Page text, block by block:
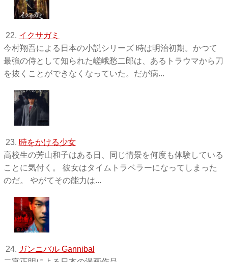
22. イクサガミ
今村翔吾による日本の小説シリーズ 時は明治初期。かつて
最強の侍として知られた嵯峨愁二郎は、あるトラウマから刀
を抜くことができなくなっていた。だが病...
23. 時をかける少女
高校生の芳山和子はある日、同じ情景を何度も体験している
ことに気付く。 彼女はタイムトラベラーになってしまった
のだ。 やがてその能力は...
24. ガンニバル Gannibal